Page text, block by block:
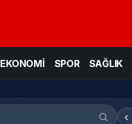
EKONOMİ SPOR SAĞLIK
‹